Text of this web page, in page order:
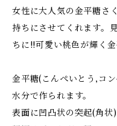
女性に大人気の金平糖さ
持ちにさせてくれます。
ちに!!可愛い桃色が輝く
金平糖(こんぺいとう,コ
水分で作られます。
表面に凹凸状の突起(角